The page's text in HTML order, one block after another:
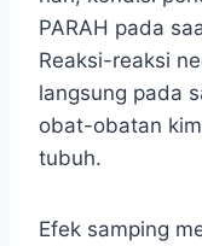
PARAH pada
Reaksi-reaksi
langsung pada
obat-obatan
tubuh.
Efek samping